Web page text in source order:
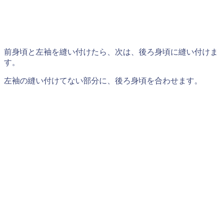
前身頃と左袖を縫い付けたら、次は、後ろ身頃に縫い付けま
す。
左袖の縫い付けてない部分に、後ろ身頃を合わせます。